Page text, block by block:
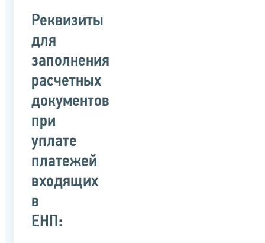
Реквизиты
для
заполнения
расчетных
документов
при
уплате
платежей
входящих
в
ЕНП: